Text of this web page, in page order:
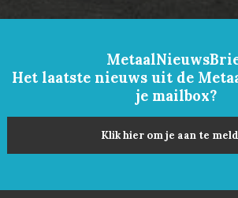
Het laatste nieuws uit de
je mailbox?
Klik hier om je aan te